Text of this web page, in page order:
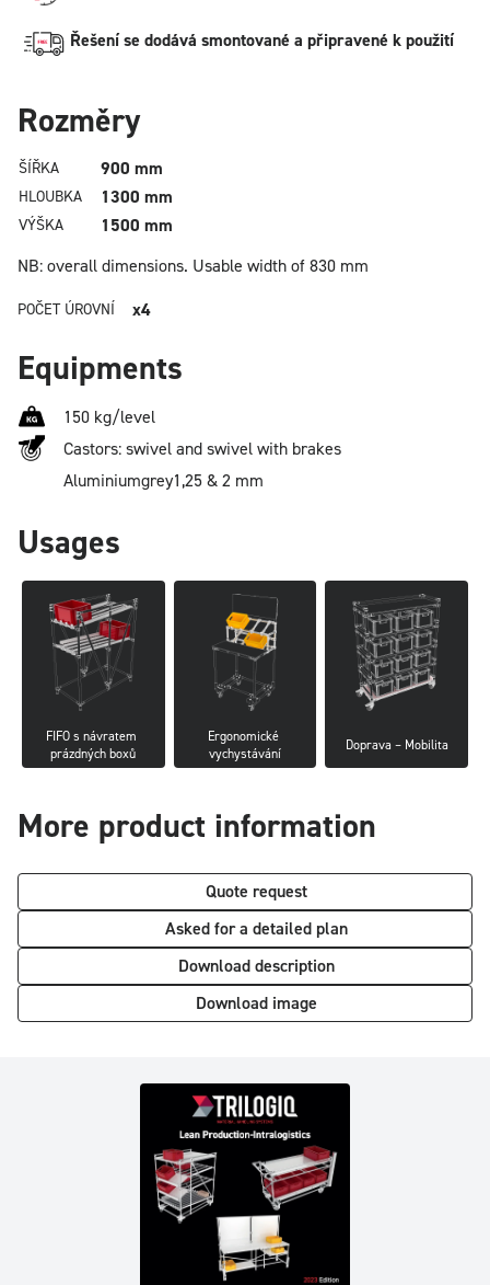
Řešení se dodává smontované a připravené k použití
Rozměry
ŠÍŘKA 900 mm
HLOUBKA 1300 mm
VÝŠKA
1500 mm
NB: overall dimensions. Usable width of 830 mm
POČET ÚROVNÍ x4
Equipments
150 kg/level
Castors: swivel and swivel with brakes
Aluminiumgrey1,25 & 2 mm
Usages
FIFO s návratem
prázdných boxů
Ergonomické
vychystávání
Doprava – Mobilita
More product information
Quote request
Asked for a detailed plan
Download description
Download image